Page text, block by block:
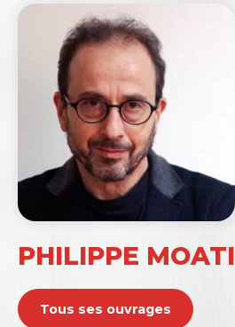
PHILIPPE MOATI
Tous ses ouvrages